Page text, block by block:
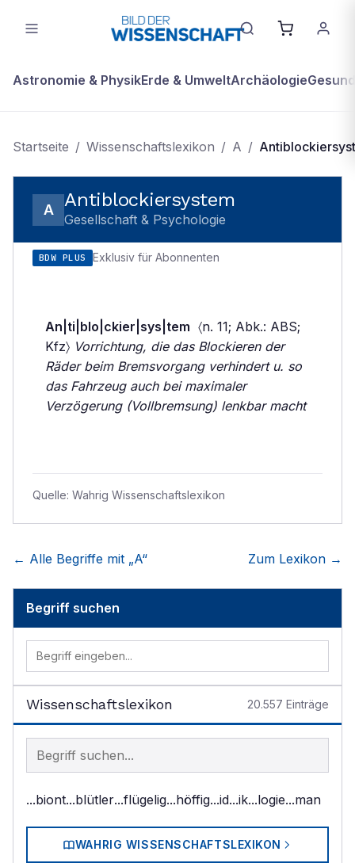
Astronomie & PhysikErde & UmweltArchäologie
Startseite / Wissenschaftslexikon / A /
A Antiblockiersystem
Gesellschaft & Psychologie
BDW PLUS Exklusiv für Abonnenten
An|ti|blo|ckier|sys|tem 〈n. 11; Abk.: ABS;
Kfz〉 Vorrichtung, die das Blockieren der
Räder beim Bremsvorgang verhindert u. so
das Fahrzeug auch bei maximaler
Verzögerung (Vollbremsung) lenkbar macht
Quelle: Wahrig Wissenschaftslexikon
← Alle Begriffe mit „A“ Zum Lexikon →
Begriff suchen
Wissenschaftslexikon 20.557 Einträge
Begriff im Lexikon suchen
...biont...blütler...flügelig...höffig...id...ik...logie...man
WAHRIG WISSENSCHAFTSLEXIKON